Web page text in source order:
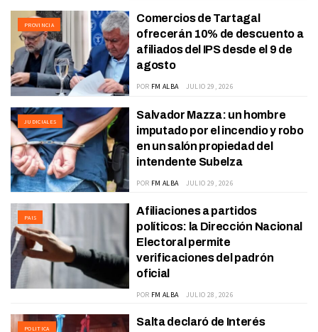
PROVINCIA
Comercios de Tartagal
ofrecerán 10% de descuento a
afiliados del IPS desde el 9 de
agosto
POR FM ALBA JULIO 29, 2026
JUDICIALES
Salvador Mazza: un hombre
imputado por el incendio y robo
en un salón propiedad del
intendente Subelza
POR FM ALBA JULIO 29, 2026
PAIS
Afiliaciones a partidos
políticos: la Dirección Nacional
Electoral permite
verificaciones del padrón
oficial
POR FM ALBA JULIO 28, 2026
POLITICA
Salta declaró de Interés